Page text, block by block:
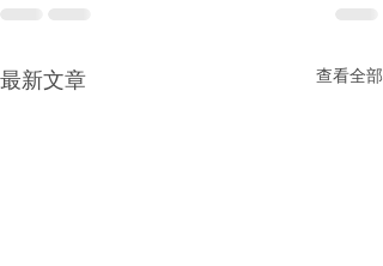
最新文章 查看全部